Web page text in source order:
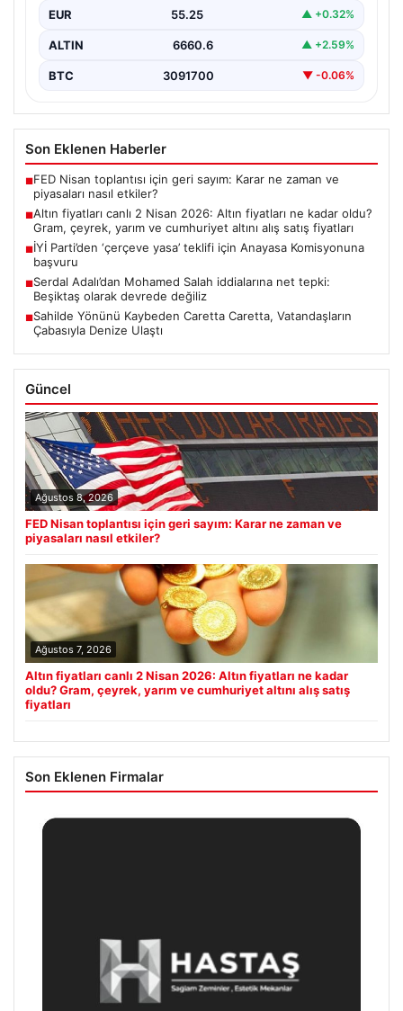
EUR 55.25 ▲ +0.32%
ALTIN 6660.6 ▲ +2.59%
BTC 3091700 ▼ -0.06%
Son Eklenen Haberler
■FED Nisan toplantısı için geri sayım: Karar ne zaman ve
piyasaları nasıl etkiler?
■Altın fiyatları canlı 2 Nisan 2026: Altın fiyatları ne kadar oldu?
Gram, çeyrek, yarım ve cumhuriyet altını alış satış fiyatları
■İYİ Parti’den ‘çerçeve yasa’ teklifi için Anayasa Komisyonuna
başvuru
■Serdal Adalı’dan Mohamed Salah iddialarına net tepki:
Beşiktaş olarak devrede değiliz
■Sahilde Yönünü Kaybeden Caretta Caretta, Vatandaşların
Çabasıyla Denize Ulaştı
Güncel
Ağustos 8, 2026
FED Nisan toplantısı için geri sayım: Karar ne zaman ve
piyasaları nasıl etkiler?
Ağustos 7, 2026
Altın fiyatları canlı 2 Nisan 2026: Altın fiyatları ne kadar
oldu? Gram, çeyrek, yarım ve cumhuriyet altını alış satış
fiyatları
Son Eklenen Firmalar